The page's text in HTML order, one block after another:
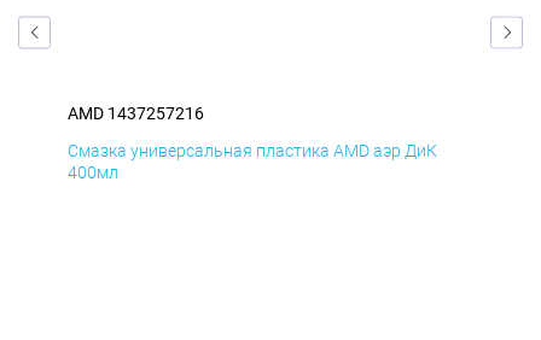
AMD 1437257216
Смазка универсальная пластика AMD аэр ДиК
400мл